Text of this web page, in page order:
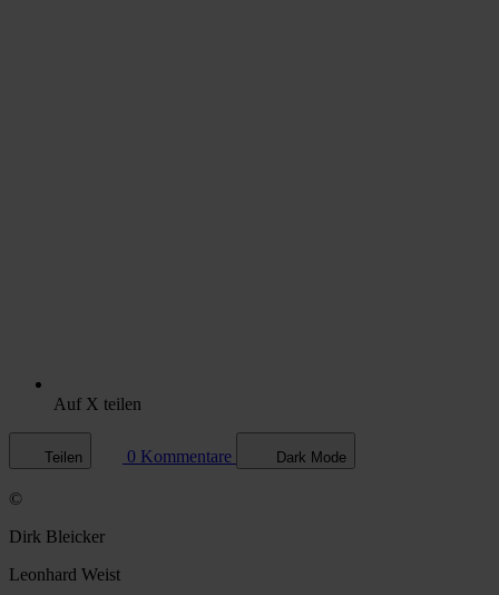
Auf X teilen
Teilen 0 Kommentare Dark Mode
©
Dirk Bleicker
Leonhard Weist